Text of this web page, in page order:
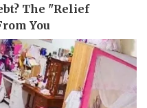
Việt Nam
Phân tích